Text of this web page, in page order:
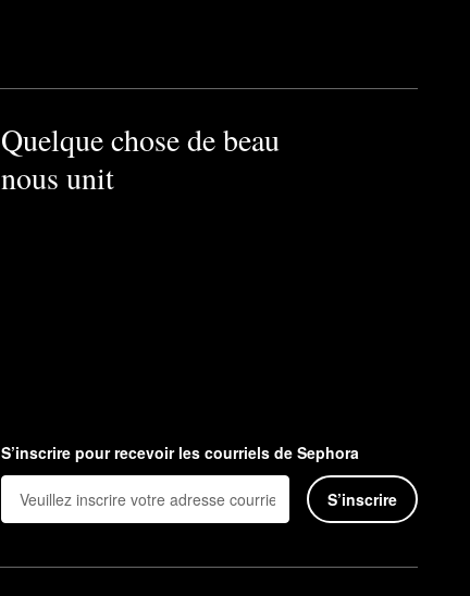
Quelque chose de beau
nous unit
S’inscrire pour recevoir les courriels de Sephora
S’inscrire